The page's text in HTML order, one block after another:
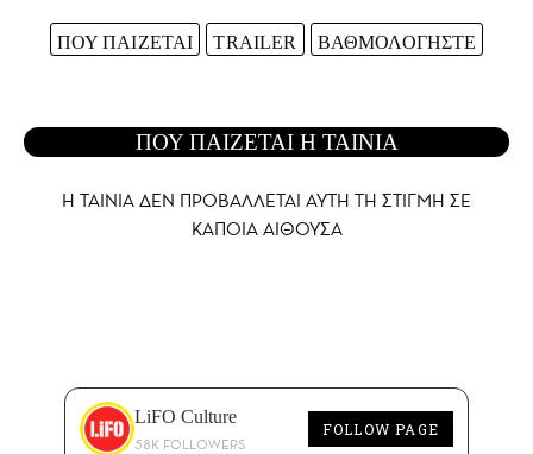
ΠΟΥ ΠΑΙΖΕΤΑΙ TRAILER ΒΑΘΜΟΛΟΓΗΣΤΕ
ΠΟΥ ΠΑΙΖΕΤΑΙ Η ΤΑΙΝΙΑ
Η ΤΑΙΝΙΑ ΔΕΝ ΠΡΟΒΑΛΛΕΤΑΙ AYTH ΤΗ ΣΤΙΓΜΗ ΣΕ
ΚΑΠΟΙΑ ΑΙΘΟΥΣΑ
LiFO Culture
58K FOLLOWERS
FOLLOW PAGE